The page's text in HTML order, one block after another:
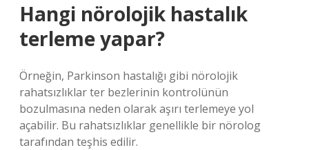
Hangi nörolojik hastalık
terleme yapar?
Örneğin, Parkinson hastalığı gibi nörolojik
rahatsızlıklar ter bezlerinin kontrolünün
bozulmasına neden olarak aşırı terlemeye yol
açabilir. Bu rahatsızlıklar genellikle bir nörolog
tarafından teşhis edilir.